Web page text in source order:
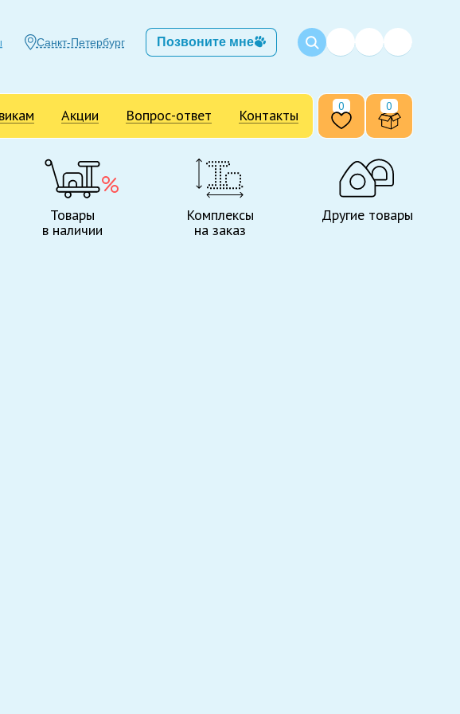
Санкт-Петербург Позвоните мне
Акции Вопрос-ответ Контакты 0 0
Товары
в наличии
Комплексы
на заказ
Другие товары